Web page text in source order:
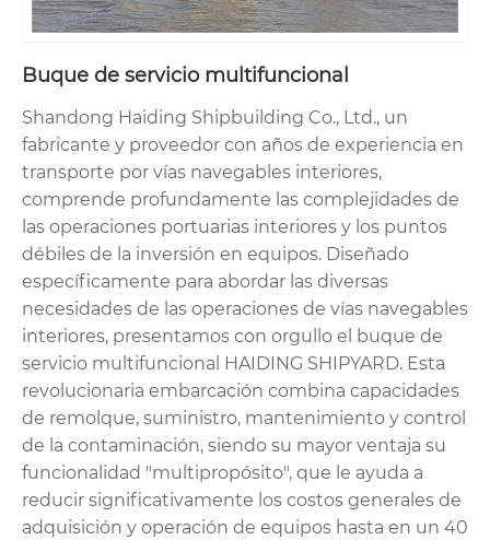
Buque de servicio multifuncional
Shandong Haiding Shipbuilding Co., Ltd., un
fabricante y proveedor con años de experiencia en
transporte por vías navegables interiores,
comprende profundamente las complejidades de
las operaciones portuarias interiores y los puntos
débiles de la inversión en equipos. Diseñado
específicamente para abordar las diversas
necesidades de las operaciones de vías navegables
interiores, presentamos con orgullo el buque de
servicio multifuncional HAIDING SHIPYARD. Esta
revolucionaria embarcación combina capacidades
de remolque, suministro, mantenimiento y control
de la contaminación, siendo su mayor ventaja su
funcionalidad "multipropósito", que le ayuda a
reducir significativamente los costos generales de
adquisición y operación de equipos hasta en un 40